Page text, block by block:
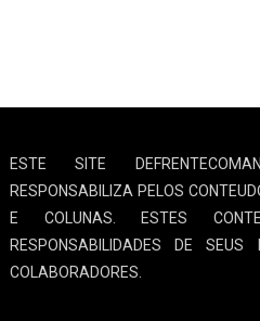
ESTE SITE
RESPONSABILIZA PELOS
E COLUNAS. ESTES
RESPONSABILIDADES DE SEUS
COLABORADORES.